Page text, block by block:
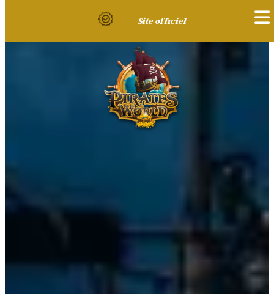
Site officiel